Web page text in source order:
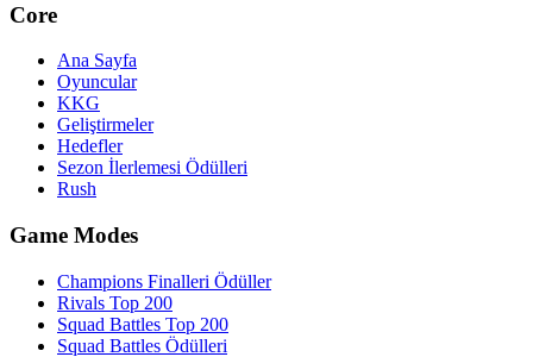
Core
Ana Sayfa
Oyuncular
KKG
Geliştirmeler
Hedefler
Sezon İlerlemesi Ödülleri
Rush
Game Modes
Champions Finalleri Ödüller
Rivals Top 200
Squad Battles Top 200
Squad Battles Ödülleri